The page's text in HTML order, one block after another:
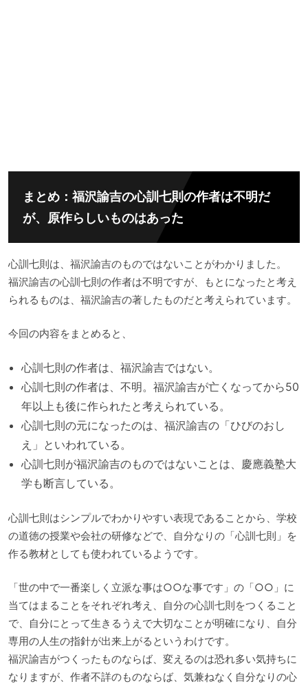
まとめ：福沢諭吉の心訓七則の作者は不明だ
が、原作らしいものはあった
心訓七則は、福沢諭吉のものではないことがわかりました。
福沢諭吉の心訓七則の作者は不明ですが、もとになったと考え
られるものは、福沢諭吉の著したものだと考えられています。
今回の内容をまとめると、
心訓七則の作者は、福沢諭吉ではない。
心訓七則の作者は、不明。福沢諭吉が亡くなってから50
年以上も後に作られたと考えられている。
心訓七則の元になったのは、福沢諭吉の「ひびのおし
え」といわれている。
心訓七則が福沢諭吉のものではないことは、慶應義塾大
学も断言している。
心訓七則はシンプルでわかりやすい表現であることから、学校
の道徳の授業や会社の研修などで、自分なりの「心訓七則」を
作る教材としても使われているようです。
「世の中で一番楽しく立派な事は○○な事です」の「○○」に
当てはまることをそれぞれ考え、自分の心訓七則をつくること
で、自分にとって生きるうえで大切なことが明確になり、自分
専用の人生の指針が出来上がるというわけです。
福沢諭吉がつくったものならば、変えるのは恐れ多い気持ちに
なりますが、作者不詳のものならば、気兼ねなく自分なりの心